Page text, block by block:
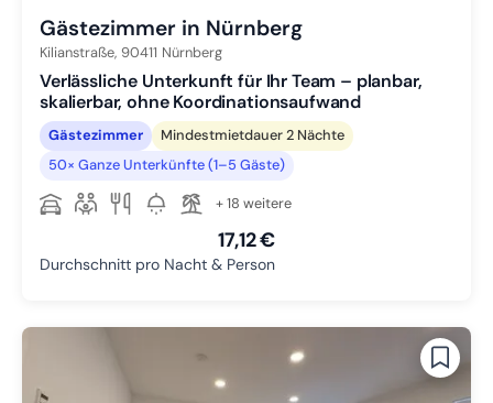
Gästezimmer in Nürnberg
Kilianstraße, 90411 Nürnberg
Verlässliche Unterkunft für Ihr Team – planbar,
skalierbar, ohne Koordinationsaufwand
Gästezimmer
Mindestmietdauer 2 Nächte
50× Ganze Unterkünfte (1–5 Gäste)
+ 18 weitere
17,12 €
Durchschnitt pro Nacht & Person